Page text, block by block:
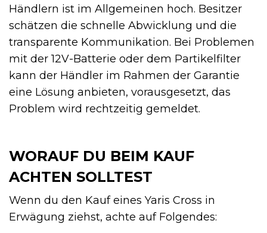
Händlern ist im Allgemeinen hoch. Besitzer
schätzen die schnelle Abwicklung und die
transparente Kommunikation. Bei Problemen
mit der 12V-Batterie oder dem Partikelfilter
kann der Händler im Rahmen der Garantie
eine Lösung anbieten, vorausgesetzt, das
Problem wird rechtzeitig gemeldet.
WORAUF DU BEIM KAUF
ACHTEN SOLLTEST
Wenn du den Kauf eines Yaris Cross in
Erwägung ziehst, achte auf Folgendes: